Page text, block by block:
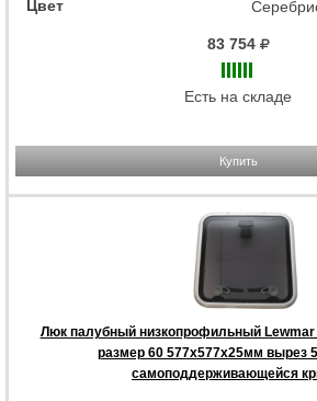
Цвет
83 754
Есть на складе
Купить
Люк палубный низкопрофильный Lewmar
размер 60 577x577x25мм вырез
самоподдерживающейся